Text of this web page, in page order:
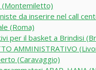
(Montemiletto)
da inserire nel call
(Roma)
per il basket a Brindisi
AMMINISTRATIVO
(Caravaggio)